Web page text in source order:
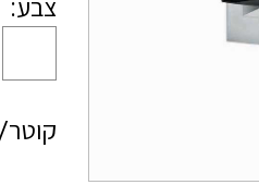
צבע: